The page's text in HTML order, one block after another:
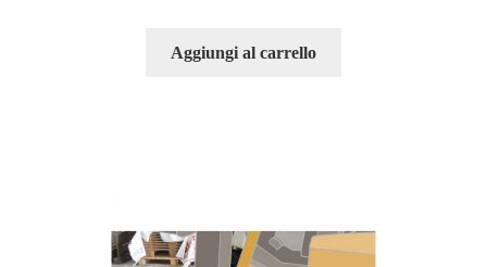
Aggiungi al carrello